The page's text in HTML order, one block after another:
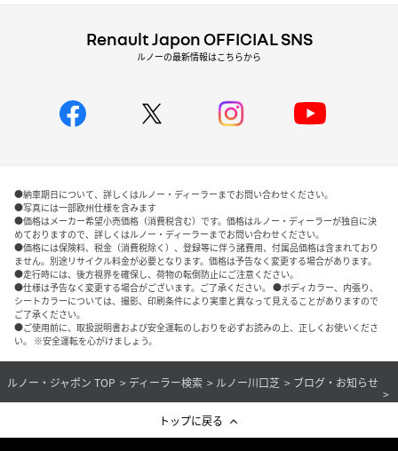
Renault Japon OFFICIAL SNS
ルノーの最新情報はこちらから
●納車期日について、詳しくはルノー・ディーラーまでお問い合わせください。
●写真には一部欧州仕様を含みます
●価格はメーカー希望小売価格（消費税含む）です。価格はルノー・ディーラーが独自に決
めておりますので、詳しくはルノー・ディーラーまでお問い合わせください。
●価格には保険料、税金（消費税除く）、登録等に伴う諸費用、付属品価格は含まれており
ません。別途リサイクル料金が必要となります。価格は予告なく変更する場合があります。
●走行時には、後方視界を確保し、荷物の転倒防止にご注意ください。
●仕様は予告なく変更する場合がございます。ご了承ください。 ●ボディカラー、内張り、
シートカラーについては、撮影、印刷条件により実車と異なって見えることがありますので
ご了承ください。
●ご使用前に、取扱説明書および安全運転のしおりを必ずお読みの上、正しくお使いくださ
い。 ※安全運転を心がけましょう。
ルノー・ジャポン TOP ディーラー検索 ルノー川口芝 ブログ・お知らせ
トップに戻る